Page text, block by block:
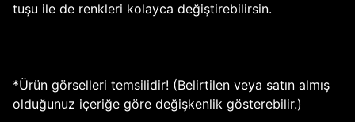
tuşu ile de renkleri kolayca değiştirebilirsin.
*Ürün görselleri temsilidir! (Belirtilen veya satın almış
olduğunuz içeriğe göre değişkenlik gösterebilir.)